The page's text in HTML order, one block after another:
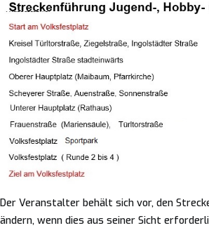
Der Veranstalter behält sich vor, den
ändern, wenn dies aus seiner Sicht